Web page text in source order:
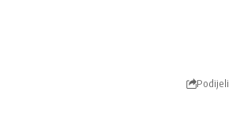
Podijeli